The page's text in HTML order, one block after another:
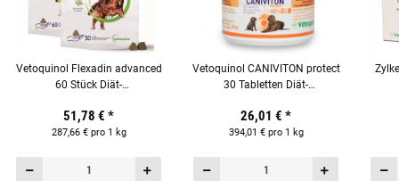
Vetoquinol Flexadin advanced
60 Stück Diät-
Hunde
51,78 € *
287,66 € pro 1 kg
Vetoquinol CANIVITON protect
30 Tabletten Diät-
Hunde und Katzen
26,01 € *
394,01 € pro 1 kg